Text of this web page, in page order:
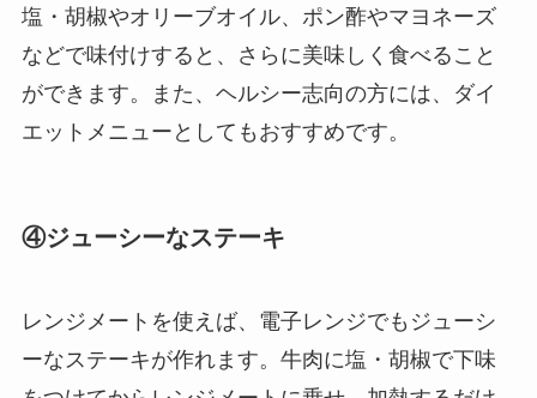
塩・胡椒やオリーブオイル、ポン酢やマヨネーズ
などで味付けすると、さらに美味しく食べること
ができます。また、ヘルシー志向の方には、ダイ
エットメニューとしてもおすすめです。
④ジューシーなステーキ
レンジメートを使えば、電子レンジでもジューシ
ーなステーキが作れます。牛肉に塩・胡椒で下味